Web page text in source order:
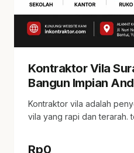
Kontraktor Vila
Bangun Impian
Kontraktor vila adalah
vila yang rapi dan terarah.
Rp0